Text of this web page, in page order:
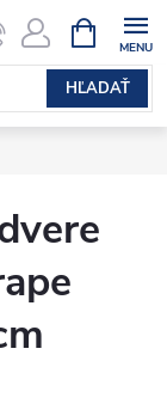
HĽADAŤ
KOŠÍK